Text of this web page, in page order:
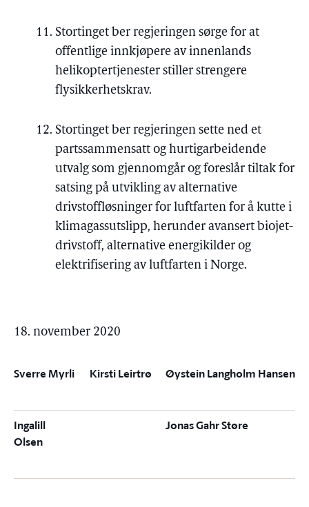
Stortinget ber regjeringen sørge for at
offentlige innkjøpere av innenlands
helikoptertjenester stiller strengere
flysikkerhetskrav.
Stortinget ber regjeringen sette ned et
partssammensatt og hurtigarbeidende
utvalg som gjennomgår og foreslår tiltak for
satsing på utvikling av alternative
drivstoffløsninger for luftfarten for å kutte i
klimagassutslipp, herunder avansert biojet-
drivstoff, alternative energikilder og
elektrifisering av luftfarten i Norge.
18. november 2020
Sverre Myrli Kirsti Leirtrø Øystein Langholm Hansen
Ingalill
Olsen
Jonas Gahr Støre